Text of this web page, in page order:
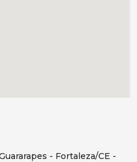
- Fortaleza/CE -